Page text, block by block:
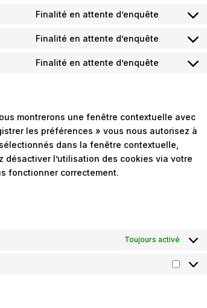
Finalité en attente d’enquête
Finalité en attente d’enquête
Finalité en attente d’enquête
montrerons une fenêtre contextuelle avec
les préférences » vous nous autorisez à
dans la fenêtre contextuelle,
l’utilisation des cookies via votre
fonctionner correctement.
Toujours activé